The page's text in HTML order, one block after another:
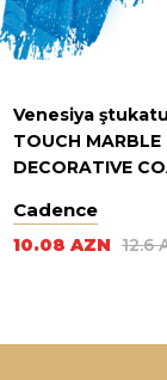
Venesiya
TOUCH MARBLE
DECORATIVE
Cadence
10.08 AZN 12.6